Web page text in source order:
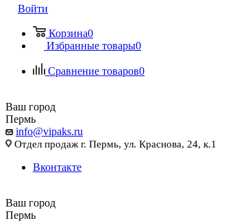
Войти
Корзина0
Избранные товары0
Сравнение товаров0
Ваш город
Пермь
info@vipaks.ru
Отдел продаж г. Пермь, ул. Краснова, 24, к.1
Вконтакте
Ваш город
Пермь